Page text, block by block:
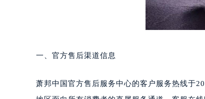
乌鲁木齐市天山区红山路26号
温州市鹿城区锦绣路1067号置
大连市中山区人民路15号国际
东莞市东城街道鸿福东路1号民
一、官方售后渠道信息
萧邦中国官方售后服务中心的客户服务热线于